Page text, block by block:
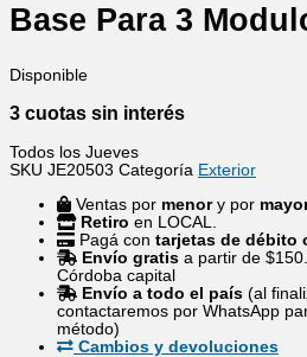
Base Para 3
Disponible
3 cuotas sin interés
Todos los Jueves
SKU JE20503 Categoría Exterior
Ventas por menory por
Retiro en LOCAL.
Pagá con tarjetas de débito
Envío gratis a partir de
Córdoba capital
Envío a todo el país (al
contactaremos por WhatsApp
método)
Cambios y devoluciones